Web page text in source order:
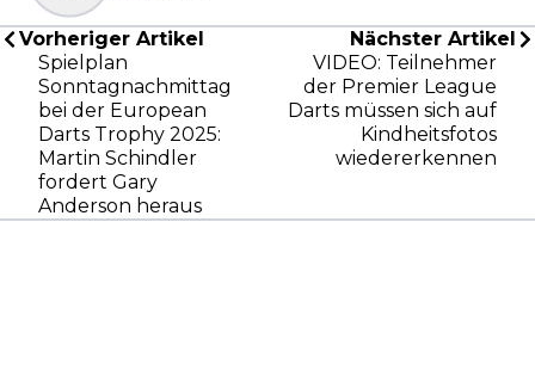
Vorheriger Artikel
Spielplan
Sonntagnachmittag
bei der European
Darts Trophy 2025:
Martin Schindler
fordert Gary
Anderson heraus
Nächster Artikel
VIDEO: Teilnehmer
der Premier League
Darts müssen sich auf
Kindheitsfotos
wiedererkennen